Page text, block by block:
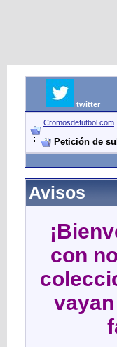
twitter
Cromosdefutbol.com
Petición de
Avisos
con